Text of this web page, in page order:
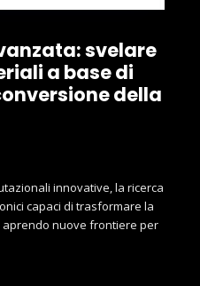
svelare
a base di
della
innovative, la ricerca
capaci di trasformare la
aprendo nuove frontiere per